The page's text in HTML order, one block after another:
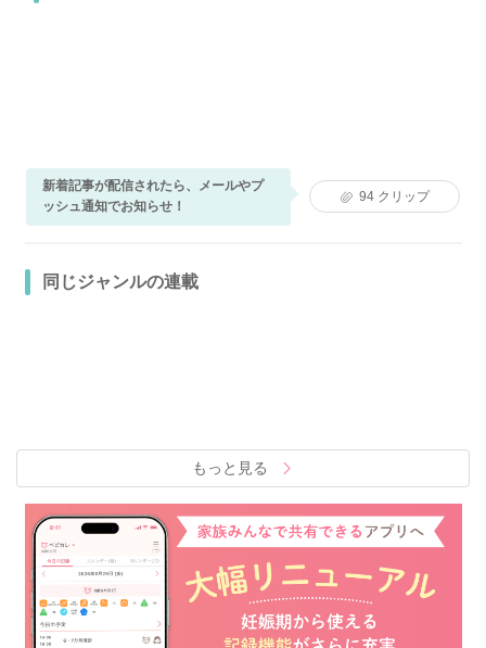
新着記事が配信されたら、メールやプ
ッシュ通知でお知らせ！
94クリップ
同じジャンルの連載
もっと見る